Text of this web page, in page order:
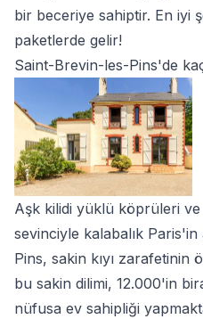
bir beceriye sahiptir. En iyi
paketlerde gelir!
Saint-Brevin-les-Pins'de
Aşk kilidi yüklü köprüleri
sevinciyle kalabalık
Pins, sakin kıyı zarafetinin
bu sakin dilimi, 12.000'in
nüfusa ev sahipliği